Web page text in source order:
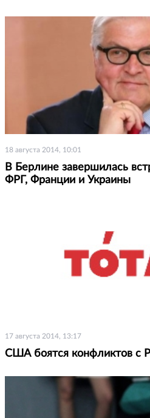
18 августа 2014, 10:01
В Берлине завершилась
ФРГ, Франции и Украины
17 августа 2014, 13:17
США боятся конфликтов с